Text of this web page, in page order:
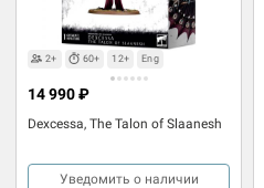
2+ 60+ 12+ Eng
Dexcessa, The Talon of Slaanesh
14 990 ₽
Уведомить о наличии